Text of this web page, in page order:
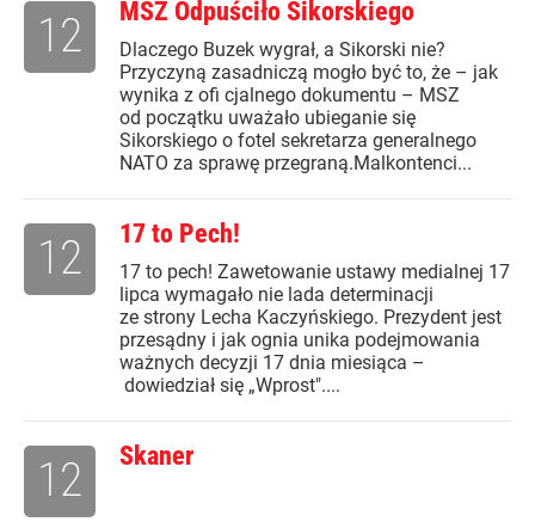
MSZ Odpuściło Sikorskiego
Dlaczego Buzek wygrał, a Sikorski nie?
Przyczyną zasadniczą mogło być to, że – jak
wynika z ofi cjalnego dokumentu – MSZ
od początku uważało ubieganie się
Sikorskiego o fotel sekretarza generalnego
NATO za sprawę przegraną.Malkontenci...
12
17 to Pech!
17 to pech! Zawetowanie ustawy medialnej 17
lipca wymagało nie lada determinacji
ze strony Lecha Kaczyńskiego. Prezydent jest
przesądny i jak ognia unika podejmowania
ważnych decyzji 17 dnia miesiąca –
dowiedział się „Wprost"....
12
Skaner
12